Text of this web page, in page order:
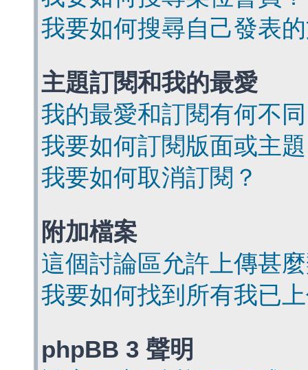
我要如何搜尋自己發表
主題訂閱和我的最愛
我的最愛和訂閱有何不
我要如何訂閱版面或主
我要如何取消訂閱？
附加檔案
這個討論區允許上傳甚
我要如何找到所有我已
phpBB 3 聲明